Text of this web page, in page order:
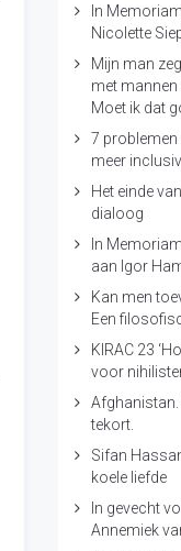
In
Nicolette
Mijn man
met mannen
Moet ik dat
7
meer
Het einde
dialoog
In
aan Igor
Kan men
Een
KIRAC 23
voor
Afghanistan.
tekort.
Sifan
koele liefde
In gevecht
Annemiek